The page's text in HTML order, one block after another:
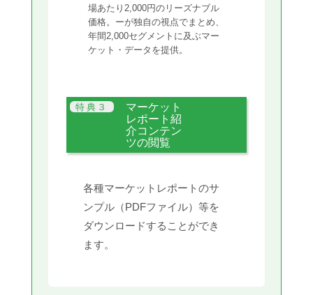
場あたり2,000円のリーズナブル
価格。ーが独自の視点でまとめ、
年間2,000セグメントに及ぶマー
ケット・データを提供。
マーケット
レポート紹
介コンテン
ツの閲覧
各種マーケットレポートのサ
ンプル（PDFファイル）等を
ダウンロードすることができ
ます。